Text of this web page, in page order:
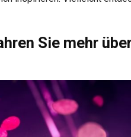
Sie mehr